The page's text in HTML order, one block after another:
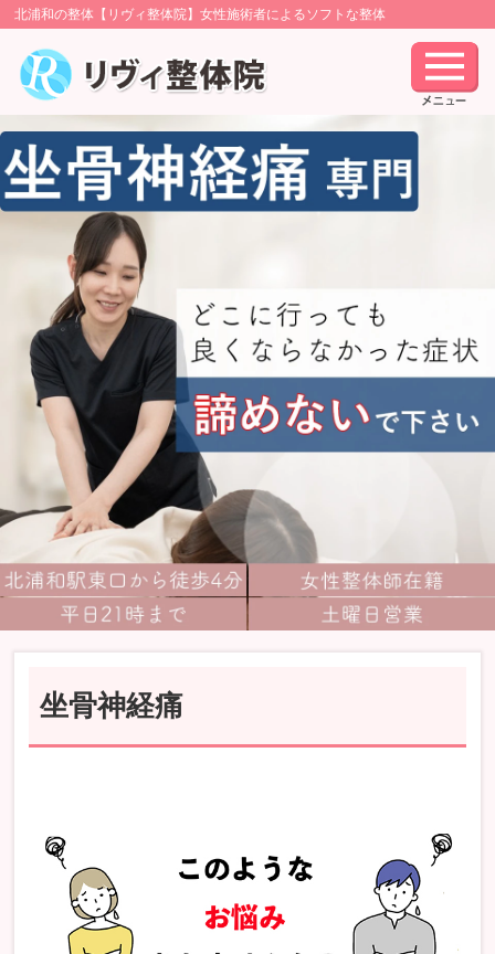
北浦和の整体【リヴィ整体院】女性施術者によるソフトな整体
坐骨神経痛